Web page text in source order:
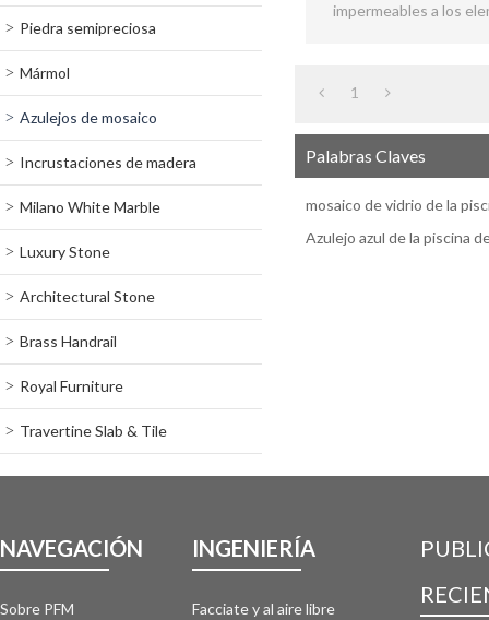
Piedra semipreciosa
Mármol
Azulejos de mosaico
Incrustaciones de madera
Milano White Marble
Luxury Stone
Architectural Stone
Brass Handrail
Royal Furniture
Travertine Slab & Tile
impermeables a los
1
Palabras Claves
mosaico de vidrio de la
Azulejo azul de la piscina
NAVEGACIÓN
Sobre PFM
INGENIERÍA
Facciate y al aire libre